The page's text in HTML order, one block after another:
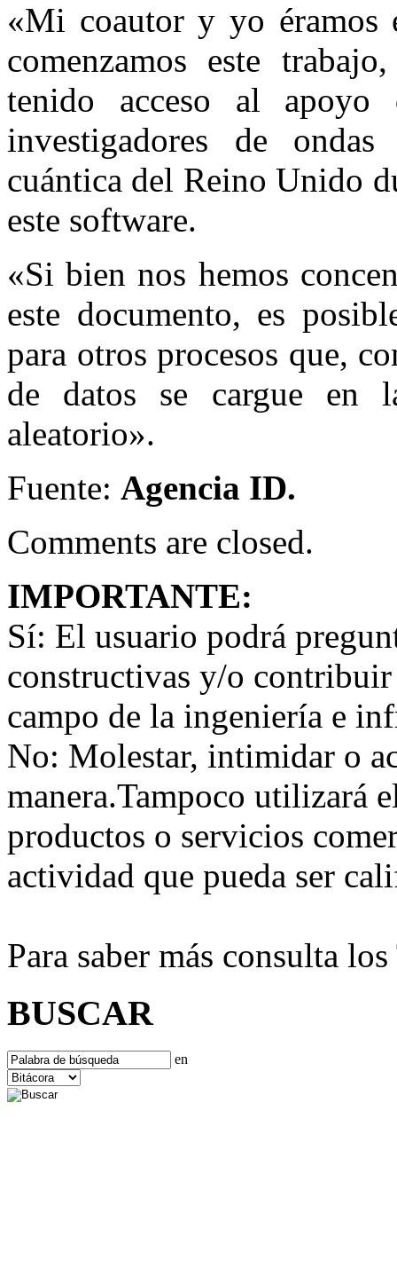
«Mi coautor y yo éramos
comenzamos este
tenido acceso al apoyo
investigadores de
cuántica del Reino Unido
este software.
«Si bien nos hemos
este documento, es
para otros procesos que,
de datos se cargue en
aleatorio».
Fuente: Agencia ID.
Comments are closed.
IMPORTANTE:
Sí: El usuario podrá
constructivas y/o
campo de la ingeniería e
No: Molestar, intimidar o
manera.Tampoco utilizará
productos o servicios
actividad que pueda ser
Para saber más consulta
BUSCAR
en